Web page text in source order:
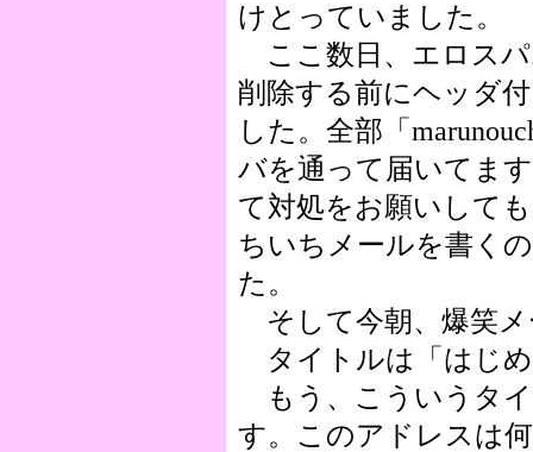
けとっていました。
ここ数日、エロス
削除する前にヘッダ
した。全部「
バを通って届いてま
て対処をお願いして
ちいちメールを書く
た。
そして今朝、爆笑
タイトルは「はじ
もう、こういうタ
す。このアドレスは